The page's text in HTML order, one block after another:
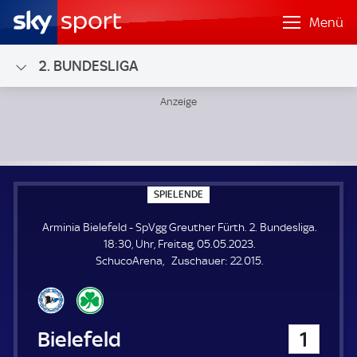
Menü
2. BUNDESLIGA
SPIELENDE
P
E
L
E
N
Arminia Bielefeld - SpVgg Greuther Fürth. 2. Bundesliga.
18:30, Uhr, Freitag, 05.05.2023.
SchucoArena
Zuschauer: Z
22.015.
Arminia Bielefeld 1